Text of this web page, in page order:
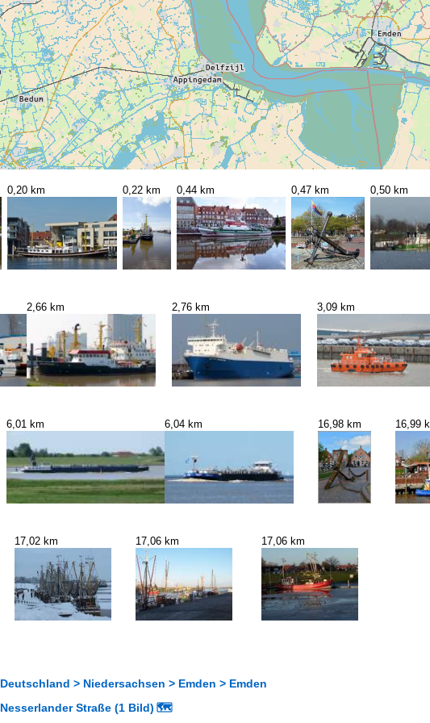
0,20 km 0,22 km 0,44 km 0,47 km 0,50 km
2,66 km 2,76 km 3,09 km
6,01 km 6,04 km 16,98 km 16,99
17,02 km 17,06 km 17,06 km
Deutschland > Niedersachsen > Emden > Emden
Nesserlander Straße (1 Bild) 🗺